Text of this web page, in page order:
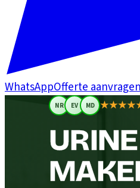
WhatsAppOfferte
NR EV MD